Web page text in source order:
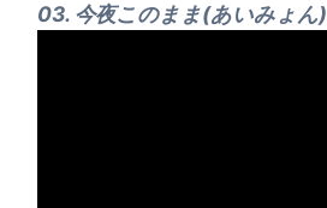
03. 今夜このまま(あいみょん)